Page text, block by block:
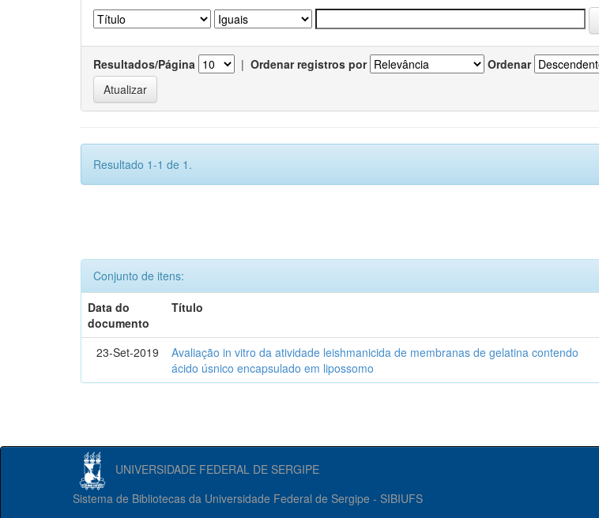
Resultados/Página | Ordenar registros por Ordenar
Resultado 1-1 de 1.
Conjunto de itens:
Data do
documento
Título
23-Set-2019
Avaliação in vitro da atividade leishmanicida de membranas de gelatina contendo
ácido úsnico encapsulado em lipossomo
UNIVERSIDADE FEDERAL DE SERGIPE
Sistema de Bibliotecas da Universidade Federal de Sergipe - SIBIUFS